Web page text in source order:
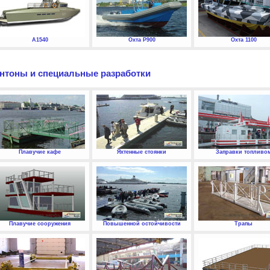
А1540 Охта P900 Охта 1100
и специальные разработки
Плавучие кафе Яхтенные стоянки Заправки
Плавучие сооружения Повышенной остойчивости Трапы